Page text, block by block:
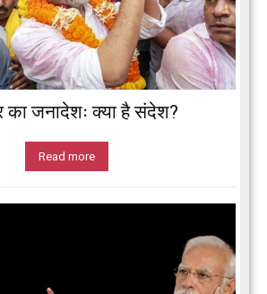
का जनादेशः क्या है संदेश?
Read more